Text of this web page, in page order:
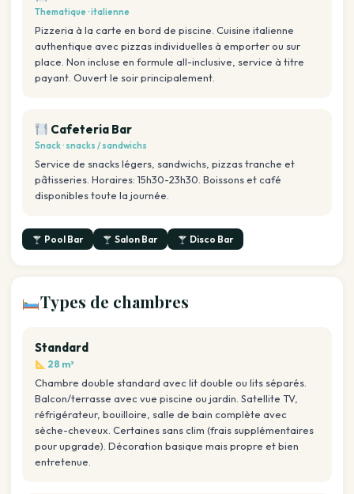
Thematique · italienne
Pizzeria à la carte en bord de piscine. Cuisine italienne
authentique avec pizzas individuelles à emporter ou sur
place. Non incluse en formule all-inclusive, service à titre
payant. Ouvert le soir principalement.
Cafeteria Bar
Snack · snacks / sandwichs
Service de snacks légers, sandwichs, pizzas tranche et
pâtisseries. Horaires: 15h30-23h30. Boissons et café
disponibles toute la journée.
Pool Bar Salon Bar Disco Bar
Types de chambres
Standard
28 m²
Chambre double standard avec lit double ou lits séparés.
Balcon/terrasse avec vue piscine ou jardin. Satellite TV,
réfrigérateur, bouilloire, salle de bain complète avec
sèche-cheveux. Certaines sans clim (frais supplémentaires
pour upgrade). Décoration basique mais propre et bien
entretenue.